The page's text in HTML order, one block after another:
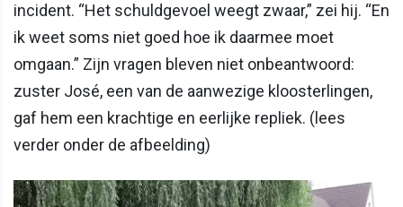
incident. “Het schuldgevoel weegt zwaar,” zei hij. “En
ik weet soms niet goed hoe ik daarmee moet
omgaan.” Zijn vragen bleven niet onbeantwoord:
zuster José, een van de aanwezige kloosterlingen,
gaf hem een krachtige en eerlijke repliek. (lees
verder onder de afbeelding)